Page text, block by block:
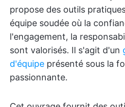
propose des outils
équipe soudée où la
l'engagement, la
sont valorisés. Il s'agit d'un
d'équipe présenté sous la
passionnante.